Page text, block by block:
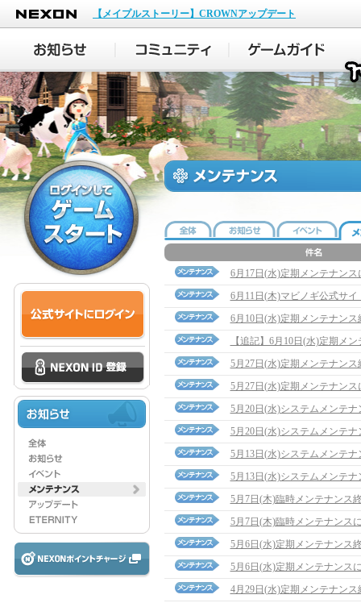
NEXON
【メイプルストーリー】CROWNアップデート
6月17日(水)定期メンテナンス
6月11日(木)マビノギ公式サ
6月10日(水)定期メンテナン
【追記】6月10日(水)定期メ
5月27日(水)定期メンテナン
5月27日(水)定期メンテナンス
5月20日(水)システムメンテ
5月20日(水)システムメンテナ
5月13日(水)システムメンテ
5月13日(水)システムメンテナ
5月7日(木)臨時メンテナンス
5月7日(木)臨時メンテナンス
5月6日(水)定期メンテナンス
5月6日(水)定期メンテナンス
4月29日(水)定期メンテナン